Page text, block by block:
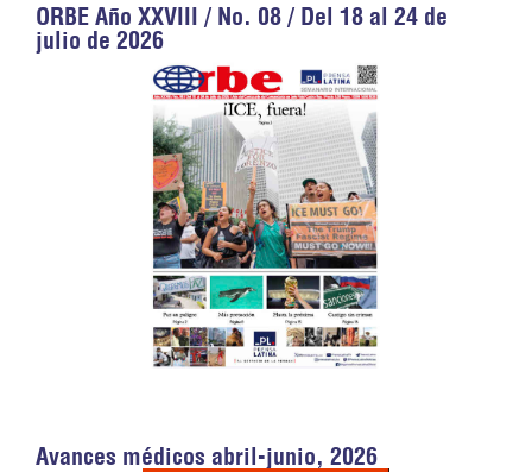
ORBE Año XXVIII / No. 08 / Del 18 al 24 de
julio de 2026
Avances médicos abril-junio, 2026